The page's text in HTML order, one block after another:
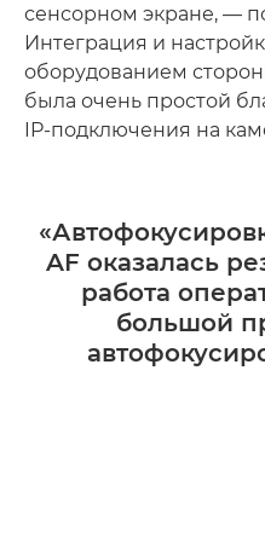
сенсорном экране, —
Интеграция и
оборудованием
была очень простой
IP-подключения на
AF оказалась
работа
большой